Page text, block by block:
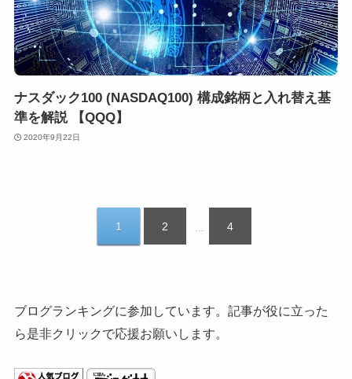
ナスダック100 (NASDAQ100) 構成銘柄と入れ替え基
準を解説 【QQQ】
2020年9月22日
1 2 ... 4
ブログランキングに参加しています。記事が役に立った
ら是非クリックで応援お願いします。